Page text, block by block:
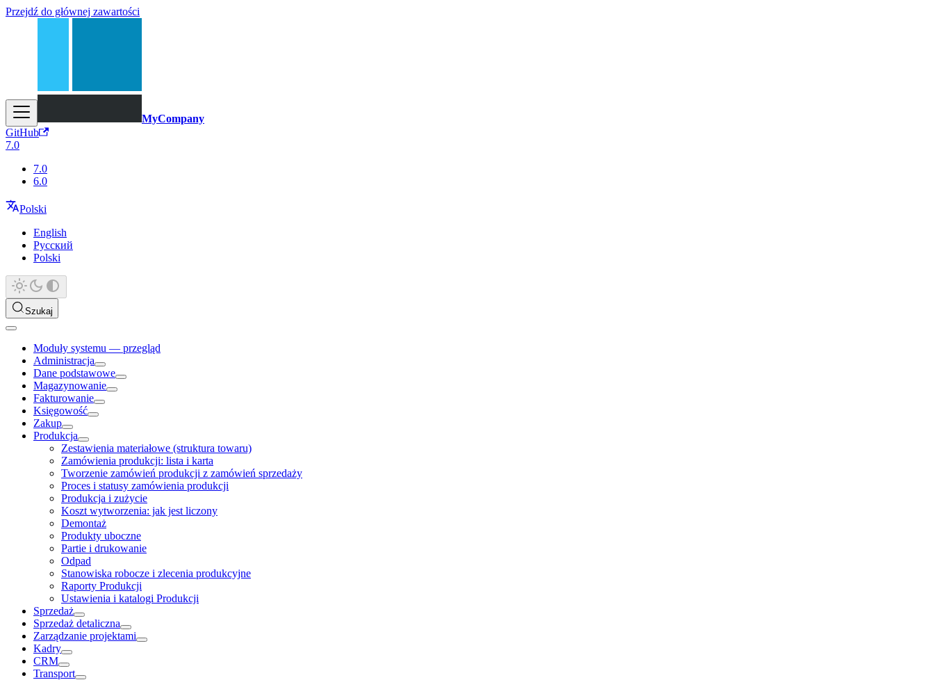
Przejdź do głównej zawartości
MyCompany
GitHub
7.0
7.0
6.0
Polski
English
Русский
Polski
Szukaj
Moduły systemu — przegląd
Administracja
Dane podstawowe
Magazynowanie
Fakturowanie
Księgowość
Zakup
Produkcja
Zestawienia materiałowe (struktura towaru)
Zamówienia produkcji: lista i karta
Tworzenie zamówień produkcji z zamówień sprzedaży
Proces i statusy zamówienia produkcji
Produkcja i zużycie
Koszt wytworzenia: jak jest liczony
Demontaż
Produkty uboczne
Partie i drukowanie
Odpad
Stanowiska robocze i zlecenia produkcyjne
Raporty Produkcji
Ustawienia i katalogi Produkcji
Sprzedaż
Sprzedaż detaliczna
Zarządzanie projektami
Kadry
CRM
Transport